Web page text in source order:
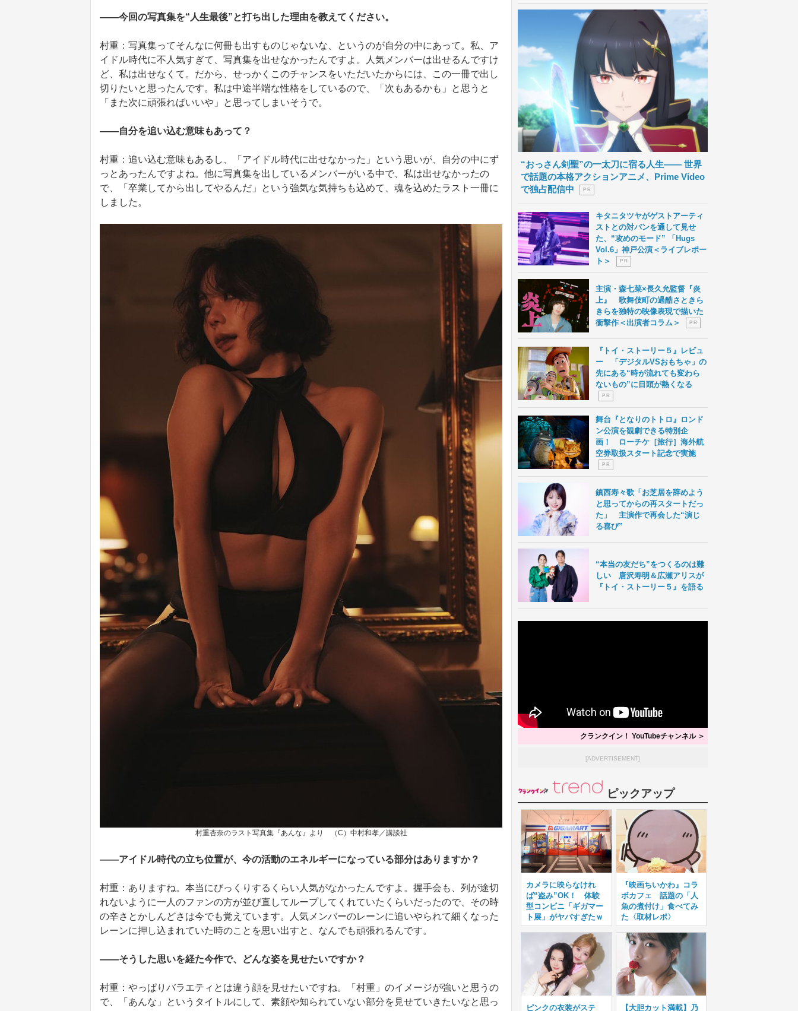
――今回の写真集を“人生最後”と打ち出した理由を教えてください。
村重：写真集ってそんなに何冊も出すものじゃないな、というのが自分の中にあって。私、ア
イドル時代に不人気すぎて、写真集を出せなかったんですよ。人気メンバーは出せるんですけ
ど、私は出せなくて。だから、せっかくこのチャンスをいただいたからには、この一冊で出し
切りたいと思ったんです。私は中途半端な性格をしているので、「次もあるかも」と思うと
「また次に頑張ればいいや」と思ってしまいそうで。
――自分を追い込む意味もあって？
村重：追い込む意味もあるし、「アイドル時代に出せなかった」という思いが、自分の中にず
っとあったんですよね。他に写真集を出しているメンバーがいる中で、私は出せなかったの
で、「卒業してから出してやるんだ」という強気な気持ちも込めて、魂を込めたラスト一冊に
しました。
村重杏奈のラスト写真集『あんな』より （C）中村和孝／講談社
――アイドル時代の立ち位置が、今の活動のエネルギーになっている部分はありますか？
村重：ありますね。本当にびっくりするくらい人気がなかったんですよ。握手会も、列が途切
れないように一人のファンの方が並び直してループしてくれていたくらいだったので、その時
の辛さとかしんどさは今でも覚えています。人気メンバーのレーンに追いやられて細くなった
レーンに押し込まれていた時のことを思い出すと、なんでも頑張れるんです。
――そうした思いを経た今作で、どんな姿を見せたいですか？
村重：やっぱりバラエティとは違う顔を見せたいですね。「村重」のイメージが強いと思うの
で、「あんな」というタイトルにして、素顔や知られていない部分を見せていきたいなと思っ
“おっさん剣聖”の一太刀に宿る人生―― 世界
で話題の本格アクションアニメ、Prime Video
で独占配信中
P R
キタニタツヤがゲストアーティ
ストとの対バンを通して見せ
た、“攻めのモード” 「Hugs
Vol.6」神戸公演＜ライブレポー
ト＞
P R
主演・森七菜×長久允監督『炎
上』 歌舞伎町の過酷さときら
きらを独特の映像表現で描いた
衝撃作＜出演者コラム＞
P R
『トイ・ストーリー５』レビュ
ー 「デジタルVSおもちゃ」の
先にある“時が流れても変わら
ないもの”に目頭が熱くなる
P R
舞台『となりのトトロ』ロンド
ン公演を観劇できる特別企
画！ ローチケ［旅行］海外航
空券取扱スタート記念で実施
P R
鎮西寿々歌「お芝居を辞めよう
と思ってからの再スタートだっ
た」 主演作で再会した“演じ
る喜び”
“本当の友だち”をつくるのは難
しい 唐沢寿明＆広瀬アリスが
『トイ・ストーリー５』を語る
クランクイン！ YouTubeチャンネル ＞
[ADVERTISEMENT]
ピックアップ
カメラに映らなけれ
ば“盗み”OK！ 体験
型コンビニ「ギガマー
ト展」がヤバすぎたｗ
『映画ちいかわ』コラ
ボカフェ 話題の「人
魚の煮付け」食べてみ
た〈取材レポ〉
ピンクの衣装がステ 【大胆カット満載】乃